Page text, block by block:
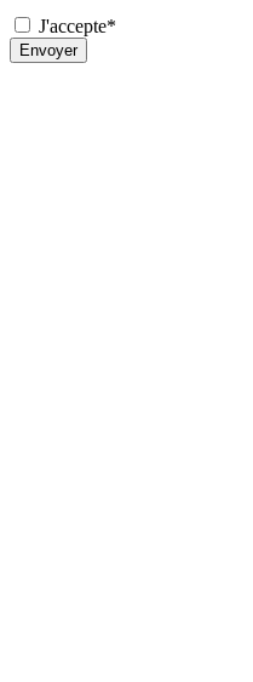
J'accepte*
Envoyer